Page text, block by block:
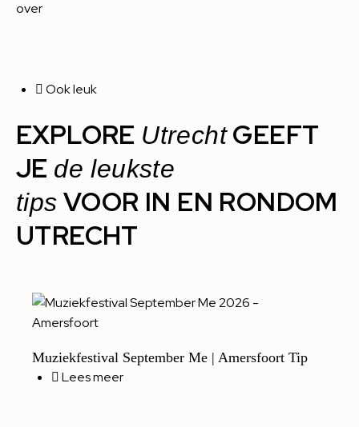
over
Ook leuk
EXPLORE UtrechtGEEFT
JE de leukste
tips VOOR IN EN RONDOM
UTRECHT
Muziekfestival September Me | Amersfoort Tip
Lees meer